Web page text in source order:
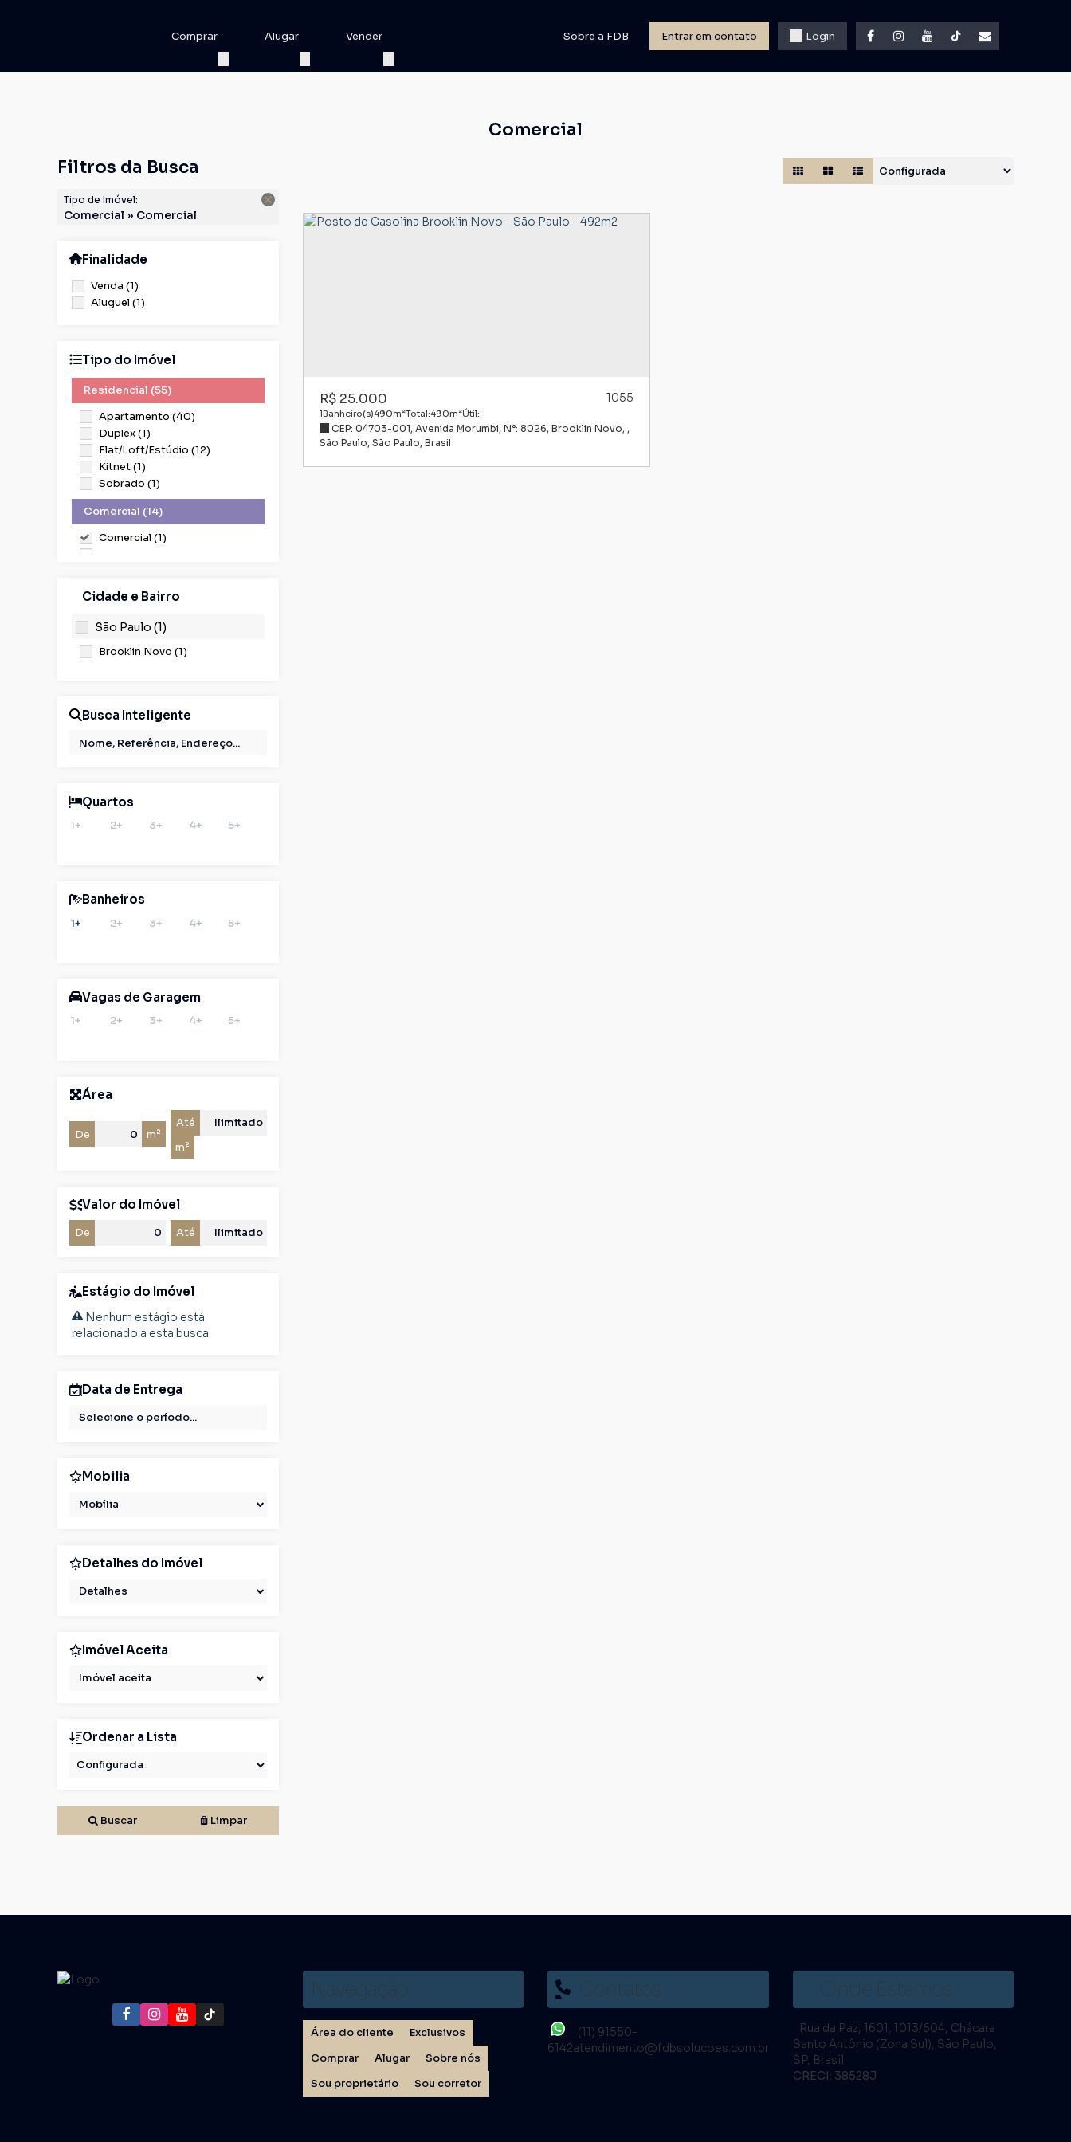
Login
Entrar em contato
Sobre a FDB
Vender
Alugar
Comprar
Comercial
Filtros da Busca
Tipo de Imóvel:
Comercial » Comercial
Finalidade
Venda (1)
Aluguel (1)
Tipo do Imóvel
Residencial (55)
Apartamento (40)
Duplex (1)
Flat/Loft/Estúdio (12)
Kitnet (1)
Sobrado (1)
Comercial (14)
Comercial (1)
Cidade e Bairro
São Paulo (1)
Brooklin Novo (1)
Busca Inteligente
Quartos
1+ 2+ 3+ 4+ 5+
Banheiros
1+ 2+ 3+ 4+ 5+
Vagas de Garagem
1+ 2+ 3+ 4+ 5+
Área
De m²
Até
m²
Valor do Imóvel
De Até
Estágio do Imóvel
Nenhum estágio está
relacionado a esta busca.
Data de Entrega
Mobilia
Mobília
Detalhes do Imóvel
Detalhes
Imóvel Aceita
Imóvel aceita
Ordenar a Lista
Buscar Limpar
R$25.000 1055
CEP: 04703-001, Avenida Morumbi, N°: 8026, Brooklin Novo ,
São Paulo, São Paulo, Brasil
1Banheiro(s) Total:
490m² Útil:
490m²
Navegação
Área do cliente
Exclusivos
Comprar
Alugar
Sobre nós
Sou proprietário
Sou corretor
Contatos
(11) 91550-
6142atendimento@fdbsolucoes.com.br
Onde Estamos
Rua da Paz 1601 1013/604 Chácara
Santo Antônio (Zona Sul) São Paulo
SP, Brasil
CRECI: 38528J